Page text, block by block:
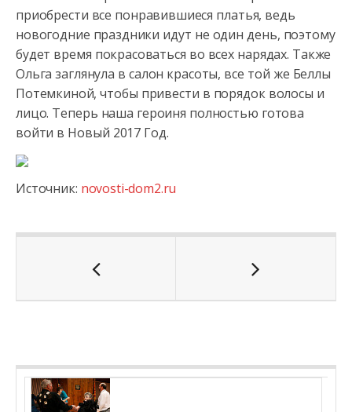
приобрести все понравившиеся платья, ведь
новогодние праздники идут не один день, поэтому
будет время покрасоваться во всех нарядах. Также
Ольга заглянула в салон красоты, все той же Беллы
Потемкиной, чтобы привести в порядок волосы и
лицо. Теперь наша героиня полностью готова
войти в Новый 2017 Год.
Источник: novosti-dom2.ru